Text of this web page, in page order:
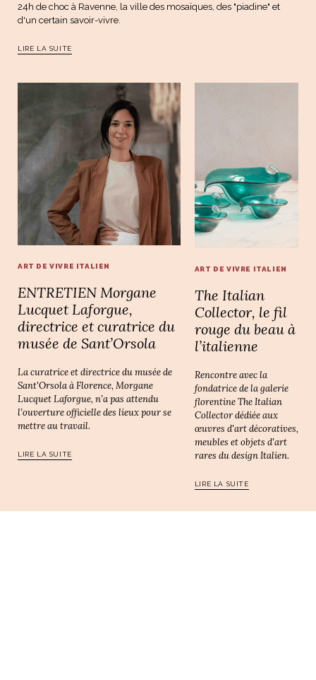
24h de choc à Ravenne, la ville des mosaïques, des "piadine" et
d'un certain savoir-vivre.
LIRE LA SUITE
ART DE VIVRE ITALIEN
ENTRETIEN Morgane
Lucquet Laforgue,
directrice et curatrice du
musée de Sant’Orsola
La curatrice et directrice du musée de
Sant'Orsola à Florence, Morgane
Lucquet Laforgue, n’a pas attendu
l’ouverture officielle des lieux pour se
mettre au travail.
LIRE LA SUITE
ART DE VIVRE ITALIEN
The Italian
Collector, le fil
rouge du beau à
l’italienne
Rencontre avec la
fondatrice de la galerie
florentine The Italian
Collector dédiée aux
œuvres d'art décoratives,
meubles et objets d'art
rares du design Italien.
LIRE LA SUITE